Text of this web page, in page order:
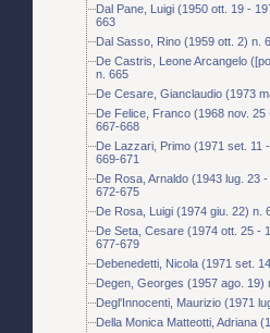
Dal Pane, Luigi (1950 ott. 19 -
663
Dal Sasso, Rino (1959 ott. 2) n.
De Castris, Leone Arcangelo
n. 665
De Cesare, Gianclaudio (1973
De Felice, Franco (1968 nov. 25
667-668
De Lazzari, Primo (1971 set. 11
669-671
De Rosa, Arnaldo (1943 lug. 23 -
672-675
De Rosa, Luigi (1974 giu. 22) n.
De Seta, Cesare (1974 ott. 25 -
677-679
Debenedetti, Nicola (1971 set.
Degen, Georges (1957 ago. 19)
Degl'Innocenti, Maurizio (1971
Della Monica Matteotti, Adriana